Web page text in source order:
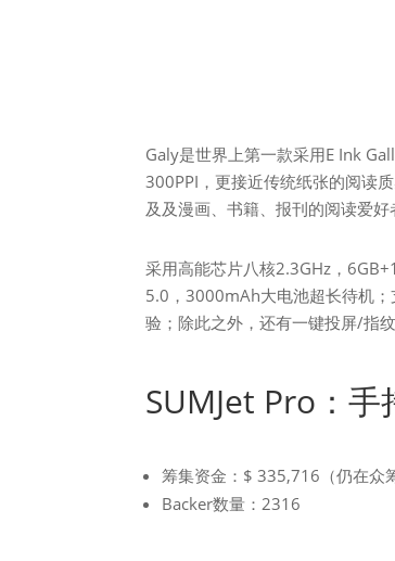
Galy是世界上第一款采用E Ink
300PPI，更接近传统纸张的阅读
及及漫画、书籍、报刊的阅读爱好
采用高能芯片八核2.3GHz，
5.0，3000mAh大电池超长待机
验；除此之外，还有一键投屏/指
SUMJet Pro：
筹集资金：$ 335,716（仍在众
Backer数量：2316